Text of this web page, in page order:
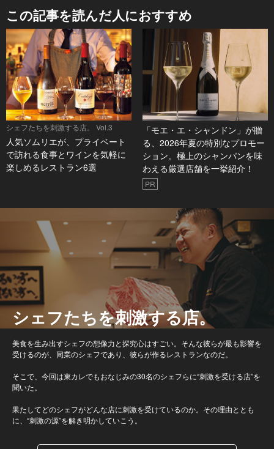
この記事を読んだ人におすすめ
シェフたちを刺激する店。 Vol.3
人気ソムリエが、プライベート
で訪れる食事とワインを気軽に
楽しめるレストラン6選
「モエ・エ・シャンドン」が贈
る、2026年夏の特別なプロモー
ション。極上のシャンパンを味
わえる厳選店舗を一挙紹介！
PR
シェフたちを刺激する店。
美食を生み出すシェフの想像力と探究心はすごい。そんな彼らが最も影響を
受けるのが、同業のシェフであり、彼らが作るレストランなのだ。
そこで、今回は東カレでもおなじみの30名のシェフらに“刺激を受ける店”を
聞いた。
果たしてどのシェフがどんな店に刺激を受けているのか。その理由ととも
に、“刺激の源”を解き明かしていこう。